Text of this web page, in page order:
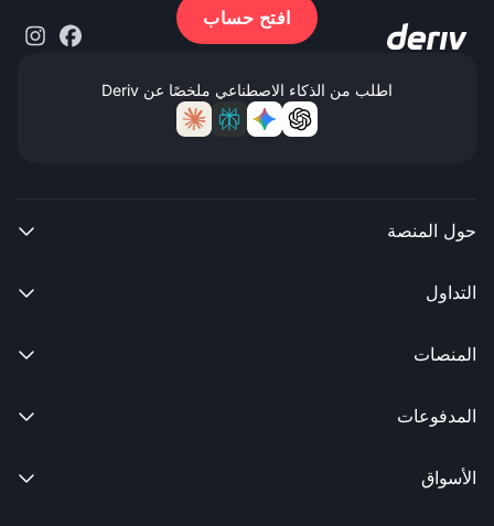
افتح حساب
اطلب من الذكاء الاصطناعي ملخصًا عن Deriv
حول المنصة 
التداول 
المنصات 
المدفوعات 
الأسواق 